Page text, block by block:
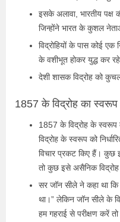
इसके अलावा, भारतीय पक्ष
जिन्होंने भारत के कुशल
विद्रोहियों के पास कोई एक
के वशीभूत होकर युद्ध कर
देशी शासक विद्रोह को
1857 के विद्रोह का स्वरूप
1857 के विद्रोह के स्वरूप
विद्रोह के स्वरूप को
विचार प्रकट किए हैं। कुछ
तो कुछ इसे असैनिक विद्रोह
सर जॉन सीले ने कहा था कि
था।” लेकिन जॉन सीले के
हम गहराई से परीक्षण करें